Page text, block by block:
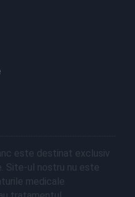
este destinat exclusiv
Site-ul nostru nu este
medicale